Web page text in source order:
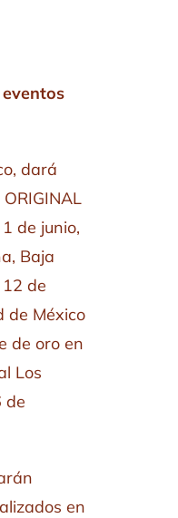
dará
de junio,
Baja
de
de México
de oro en
Los
de
en